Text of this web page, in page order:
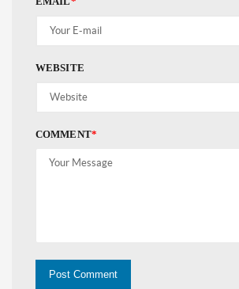
WEBSITE
COMMENT*